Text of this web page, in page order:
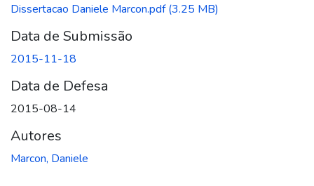
Dissertacao Daniele Marcon.pdf(3.25 MB)
Data de Submissão
2015-11-18
Data de Defesa
2015-08-14
Autores
Marcon, Daniele